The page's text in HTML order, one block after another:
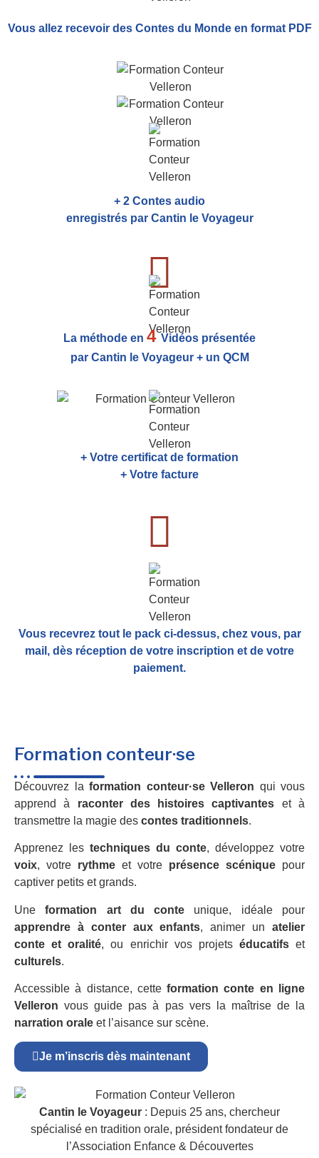
Vous allez recevoir des Contes du Monde en format PDF
+ 2 Contes audio
enregistrés par Cantin le Voyageur
La méthode en 4Vidéos présentée
par Cantin le Voyageur + un QCM
+ Votre certificat de formation
+ Votre facture
Vous recevrez tout le pack ci-dessus, chez vous, par
mail, dès réception de votre inscription et de votre
paiement.
Formation conteur·se
Découvrez la formation conteur·se Velleron qui vous
apprend à raconter des histoires captivantes et à
transmettre la magie des contes traditionnels.
Apprenez les techniques du conte, développez votre
voix, votre rythme et votre présence scénique pour
captiver petits et grands.
Uneformation art du conte unique, idéale pour
apprendre à conter aux enfants, animer unatelier
conte et oralité, ou enrichir vos projets éducatifset
culturels.
Accessible à distance, cetteformation conte en ligne
Velleron vous guide pas à pas vers la maîtrise de la
narration orale et l’aisance sur scène.
Je m’inscris dès maintenant
Cantin le Voyageur : Depuis 25 ans, chercheur
spécialisé en tradition orale, président fondateur de
l’Association Enfance & Découvertes